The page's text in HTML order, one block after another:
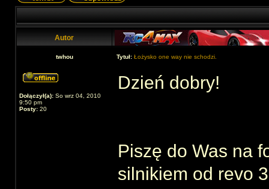
Autor
twhou Tytuł: Łożysko one way nie schodzi.
Dołączył(a): So wrz 04, 2010
9:50 pm
Posty: 20
Dzień dobry!
Piszę do Was na
silnikiem od revo